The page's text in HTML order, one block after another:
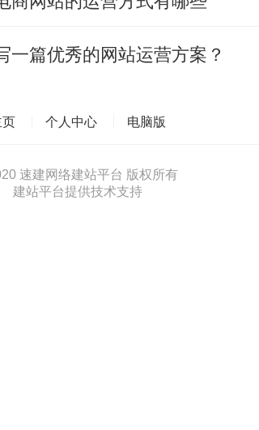
一篇优秀的网站运营方案？
页 个人中心 电脑版
速建网络建站平台 版权所有
建站平台提供技术支持